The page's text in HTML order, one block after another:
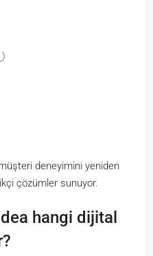
deneyimini yeniden
çözümler sunuyor.
hangi dijital